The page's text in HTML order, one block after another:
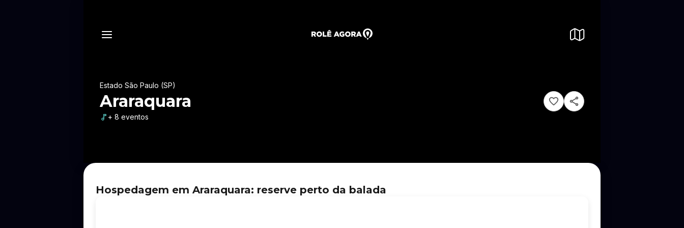
Estado São Paulo (SP)
Araraquara
+ 8 eventos
Hospedagem em Araraquara: reserve perto da balada